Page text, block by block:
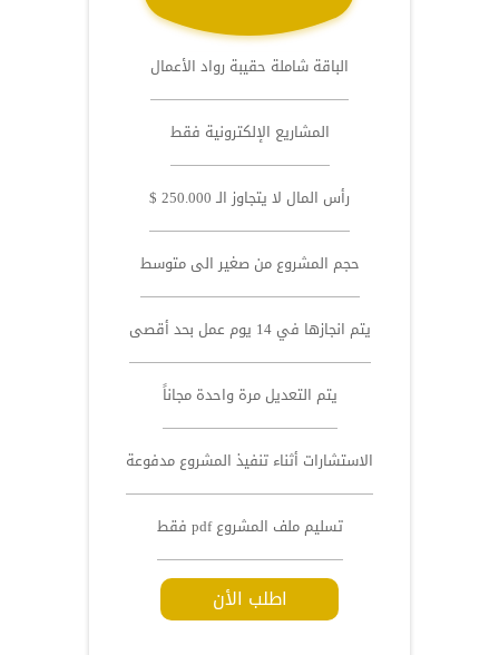
الباقة شاملة حقيبة رواد الأعمال
المشاريع الإلكترونية فقط
رأس المال لا يتجاوز الـ 250.000 $
حجم المشروع من صغير الى متوسط
يتم انجازها في 14 يوم عمل بحد أقصى
يتم التعديل مرة واحدة مجاناً
الاستشارات أثناء تنفيذ المشروع مدفوعة
تسليم ملف المشروع pdf فقط
اطلب الأن